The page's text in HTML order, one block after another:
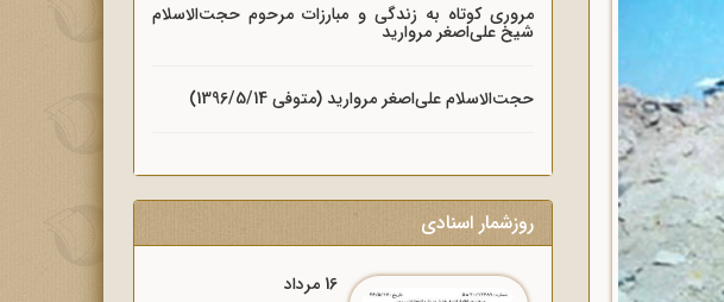
مروری کوتاه به زندگی و مبارزات مرحوم حجت‌الاسلام
شیخ علی‌اصغر مروارید
حجت‌الاسلام علی‌اصغر مروارید (متوفی 1396/5/14)
روزشمار اسنادی
16 مرداد